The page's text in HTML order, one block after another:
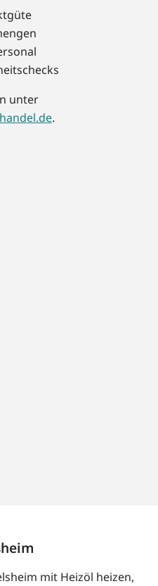
unter
.
mit Heizöl heizen,